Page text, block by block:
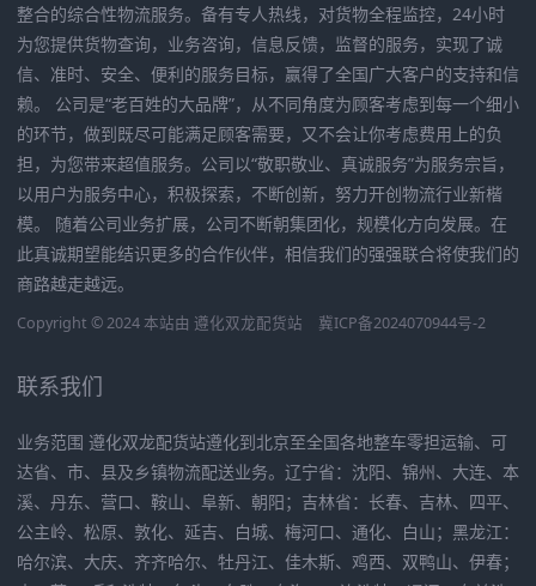
整合的综合性物流服务。备有专人热线，对货物全程监控，24小时
为您提供货物查询，业务咨询，信息反馈，监督的服务，实现了诚
信、准时、安全、便利的服务目标，赢得了全国广大客户的支持和信
赖。 公司是“老百姓的大品牌”，从不同角度为顾客考虑到每一个细小
的环节，做到既尽可能满足顾客需要，又不会让你考虑费用上的负
担，为您带来超值服务。公司以“敬职敬业、真诚服务”为服务宗旨，
以用户为服务中心，积极探索，不断创新，努力开创物流行业新楷
模。 随着公司业务扩展，公司不断朝集团化，规模化方向发展。在
此真诚期望能结识更多的合作伙伴，相信我们的强强联合将使我们的
商路越走越远。
Copyright © 2024 本站由 遵化双龙配货站 冀ICP备2024070944号-2
联系我们
业务范围 遵化双龙配货站遵化到北京至全国各地整车零担运输、可
达省、市、县及乡镇物流配送业务。辽宁省：沈阳、锦州、大连、本
溪、丹东、营口、鞍山、阜新、朝阳；吉林省：长春、吉林、四平、
公主岭、松原、敦化、延吉、白城、梅河口、通化、白山；黑龙江：
哈尔滨、大庆、齐齐哈尔、牡丹江、佳木斯、鸡西、双鸭山、伊春；